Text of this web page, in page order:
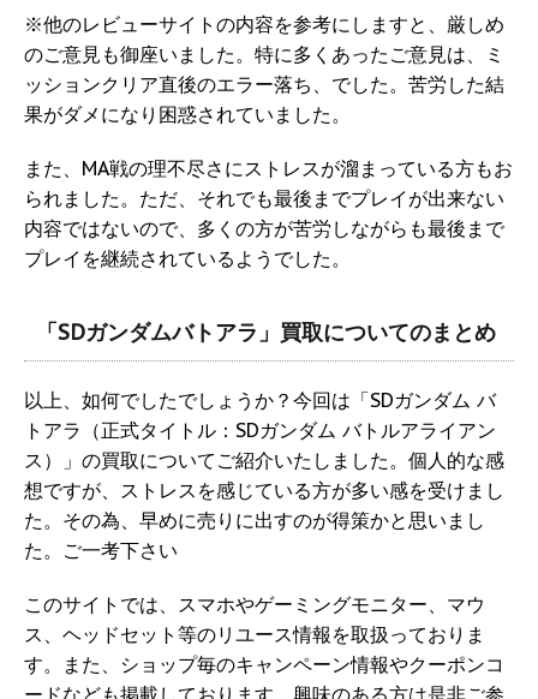
※他のレビューサイトの内容を参考にしますと、厳しめ
のご意見も御座いました。特に多くあったご意見は、ミ
ッションクリア直後のエラー落ち、でした。苦労した結
果がダメになり困惑されていました。
また、MA戦の理不尽さにストレスが溜まっている方もお
られました。ただ、それでも最後までプレイが出来ない
内容ではないので、多くの方が苦労しながらも最後まで
プレイを継続されているようでした。
「SDガンダムバトアラ」買取についてのまとめ
以上、如何でしたでしょうか？今回は「SDガンダム バ
トアラ（正式タイトル：SDガンダム バトルアライアン
ス）」の買取についてご紹介いたしました。個人的な感
想ですが、ストレスを感じている方が多い感を受けまし
た。その為、早めに売りに出すのが得策かと思いまし
た。ご一考下さい
このサイトでは、スマホやゲーミングモニター、マウ
ス、ヘッドセット等のリユース情報を取扱っておりま
す。また、ショップ毎のキャンペーン情報やクーポンコ